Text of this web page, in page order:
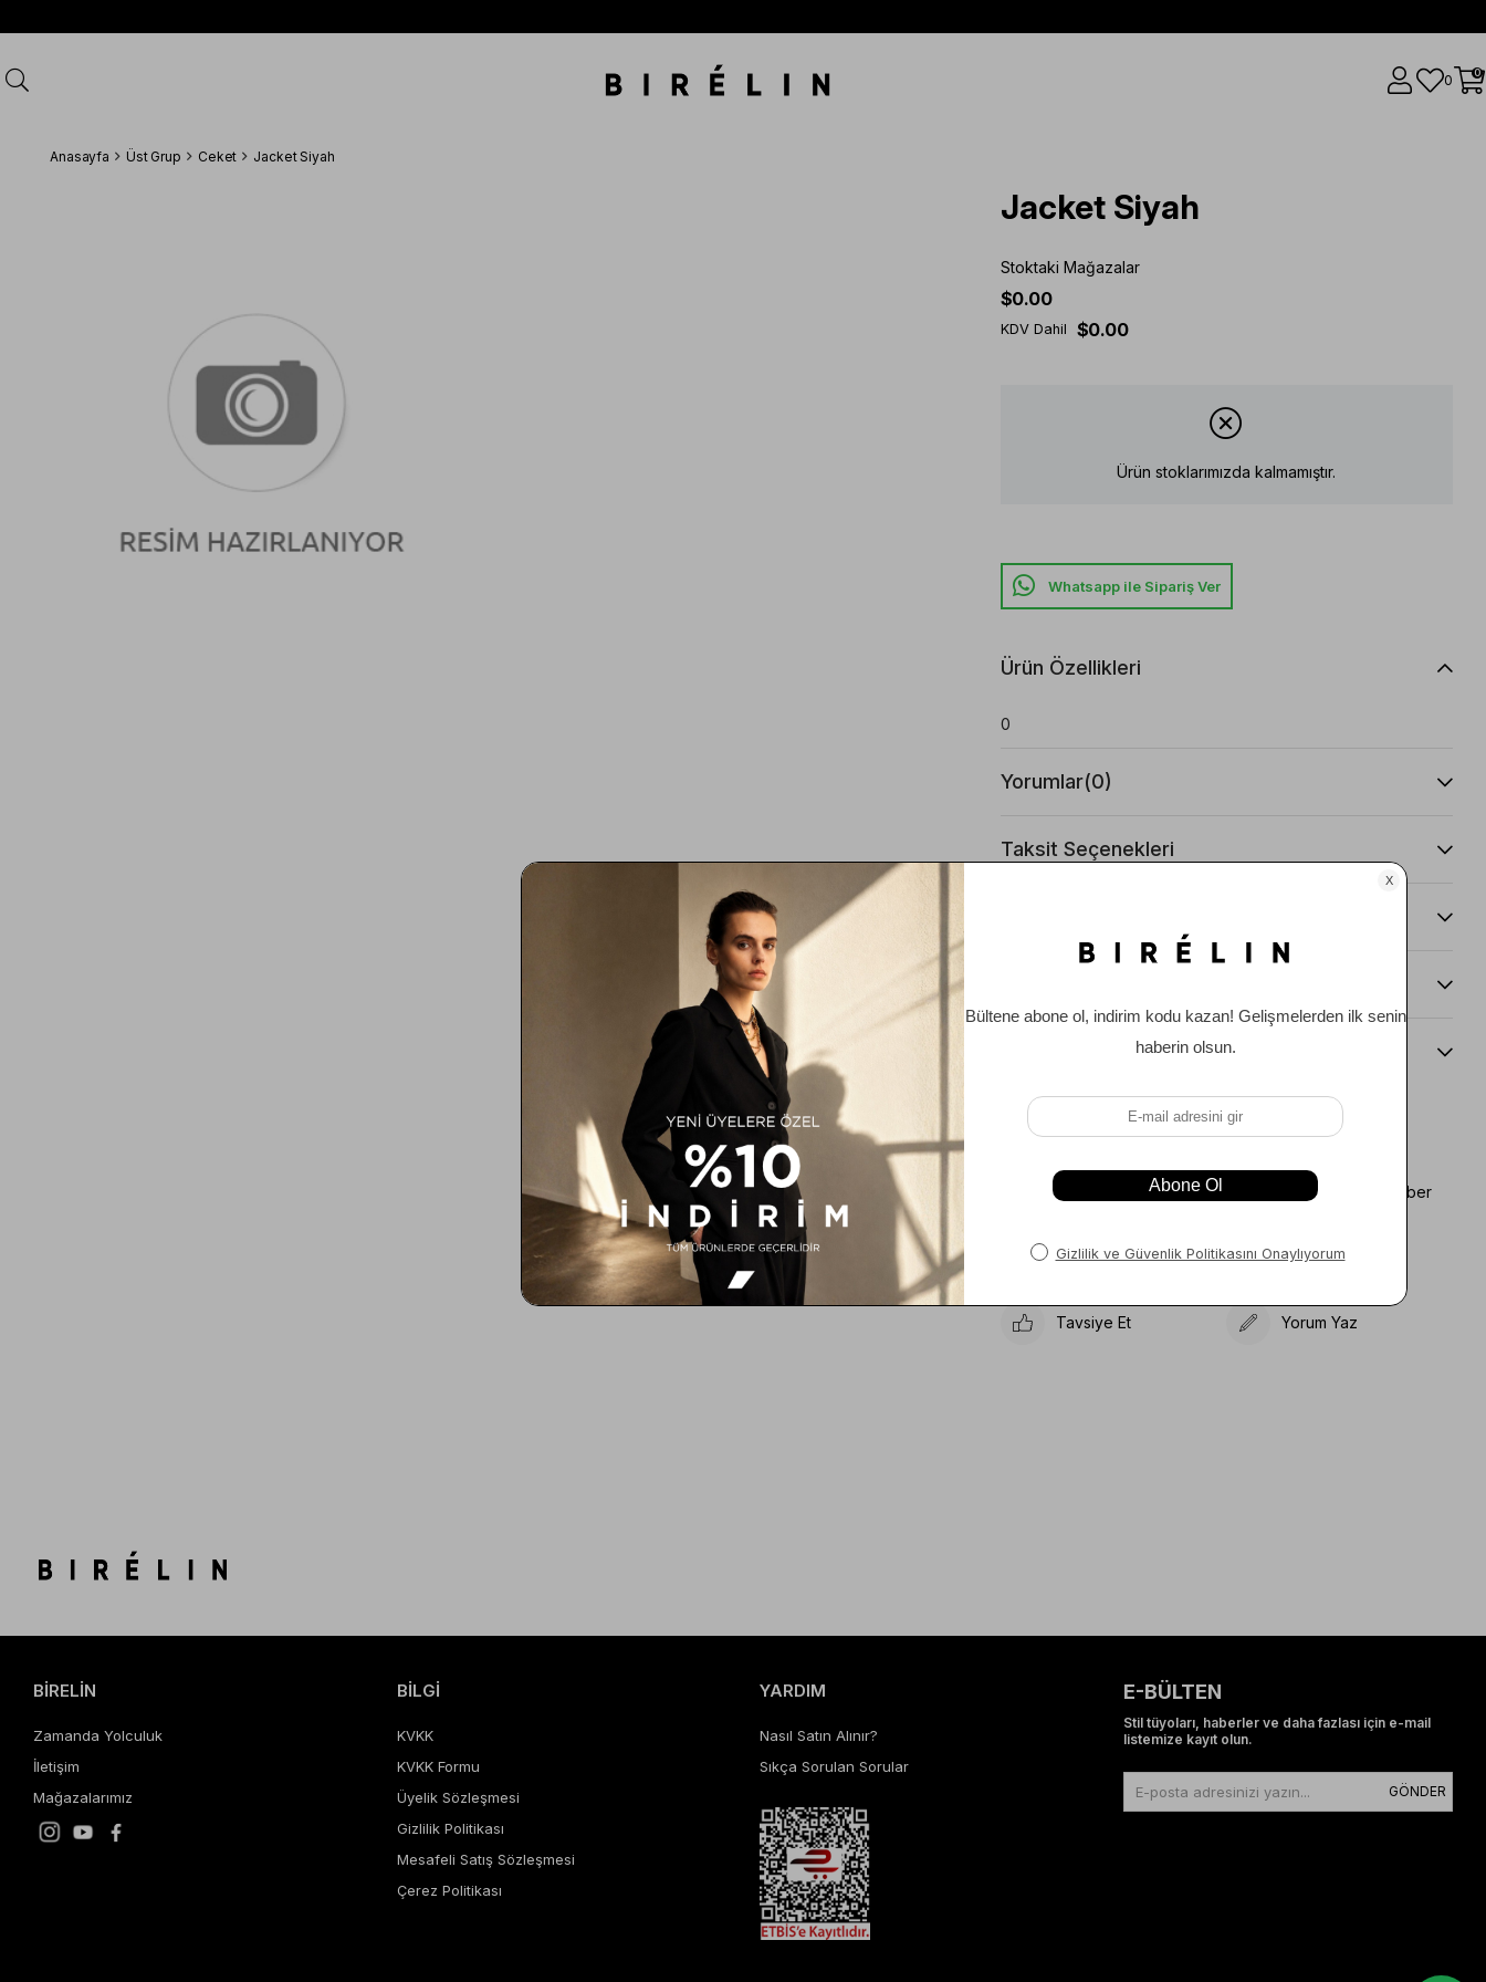
0 0
Anasayfa Üst Grup Ceket Jacket Siyah
Jacket Siyah
Stoktaki Mağazalar
$0.00
KDV Dahil $0.00
Ürün stoklarımızda kalmamıştır.
Whatsapp ile Sipariş Ver
Ürün Özellikleri
0
Yorumlar(0)
Taksit Seçenekleri
Beden Kılavuzu
Favorilere Ekle Koleksiyona Ekle
Karşılaştır
Fiyat Düşünce Haber
Gelince Haber Ver
Tavsiye Et Yorum Yaz
BİRELİN
Zamanda Yolculuk
İletişim
Mağazalarımız
BİLGİ
KVKK
KVKK Formu
Üyelik Sözleşmesi
Gizlilik Politikası
Mesafeli Satış Sözleşmesi
Çerez Politikası
YARDIM
Nasıl Satın Alınır?
Sıkça Sorulan Sorular
E-BÜLTEN
Stil tüyoları, haberler ve daha fazlası için e-mail
listemize kayıt olun.
GÖNDER